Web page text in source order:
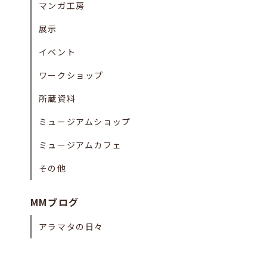
マンガ工房
展示
イベント
ワークショップ
所蔵資料
ミュージアムショップ
ミュージアムカフェ
その他
MMブログ
アラマタの日々